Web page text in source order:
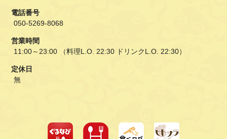
電話番号
050-5269-8068
営業時間
11:00～23:00 （料理L.O. 22:30 ドリンクL.O. 22:30）
定休日
無